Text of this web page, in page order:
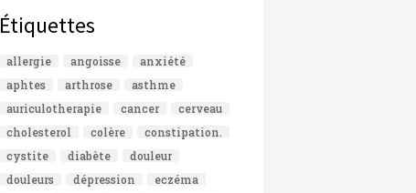
Étiquettes
allergie angoisse
anxiété
aphtes
arthrose
asthme
auriculotherapie
cancer
cerveau
cholesterol
colère
constipation.
cystite
diabète
douleur
douleurs
dépression
eczéma